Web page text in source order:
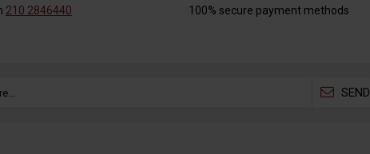
210 2846440 100% secure payment methods
SEND